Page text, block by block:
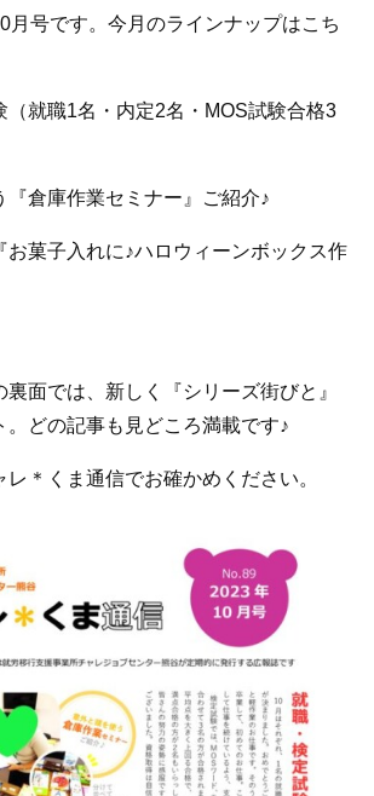
月号です。今月のラインナップはこち
就職1名・内定2名・MOS試験合格3
倉庫作業セミナー』ご紹介♪
菓子入れに♪ハロウィーンボックス作
面では、新しく『シリーズ街びと』
。どの記事も見どころ満載です♪
＊くま通信でお確かめください。